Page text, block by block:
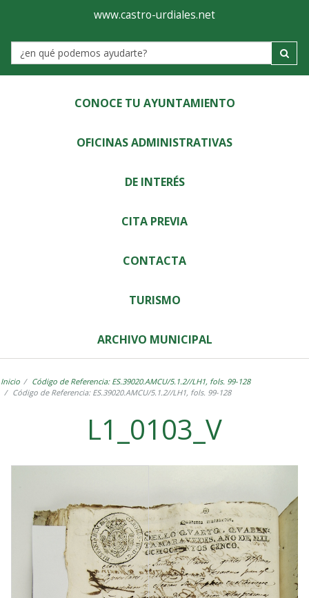
Ayuntamiento
de
Castro-
Urdiales
www.castro-urdiales.net
Label
CONOCE TU AYUNTAMIENTO
OFICINAS ADMINISTRATIVAS
DE INTERÉS
CITA PREVIA
CONTACTA
TURISMO
ARCHIVO MUNICIPAL
Inicio
Código de Referencia: ES.39020.AMCU/5.1.2//LH1, fols. 99-128
Código de Referencia: ES.39020.AMCU/5.1.2//LH1, fols. 99-128
L1_0103_V